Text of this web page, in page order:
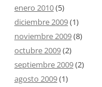
enero 2010(5)
diciembre 2009(1)
noviembre 2009(8)
octubre 2009(2)
septiembre 2009(2)
agosto 2009(1)